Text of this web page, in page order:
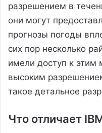
разрешением в
они могут
прогнозы погоды
сих пор несколько
имели доступ к
высоким
такое детальное
Что отличает